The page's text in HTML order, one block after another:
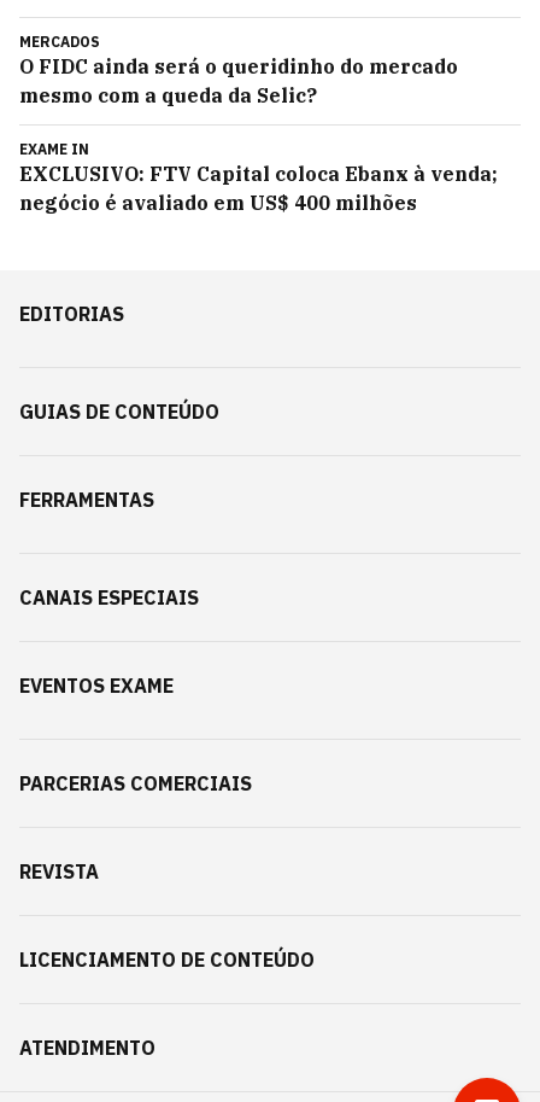
MERCADOS
O FIDC ainda será o queridinho do mercado
mesmo com a queda da Selic?
EXAME IN
EXCLUSIVO: FTV Capital coloca Ebanx à venda;
negócio é avaliado em US$ 400 milhões
EDITORIAS
GUIAS DE CONTEÚDO
FERRAMENTAS
CANAIS ESPECIAIS
EVENTOS EXAME
PARCERIAS COMERCIAIS
REVISTA
LICENCIAMENTO DE CONTEÚDO
ATENDIMENTO